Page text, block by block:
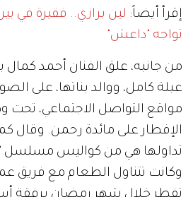
إقرأ أيضاً: لين برازي.. فقيرة في
تواجه "داعش"
من جانبه، علق الفنان أحمد كمال
عبلة كامل، ووالد بناتها، على
مواقع التواصل الاجتماعي، تحت
الإفطار على مائدة رحمن. وقال
تداولها هي من كواليس مسلسل
وكانت تتناول الطعام مع فريق